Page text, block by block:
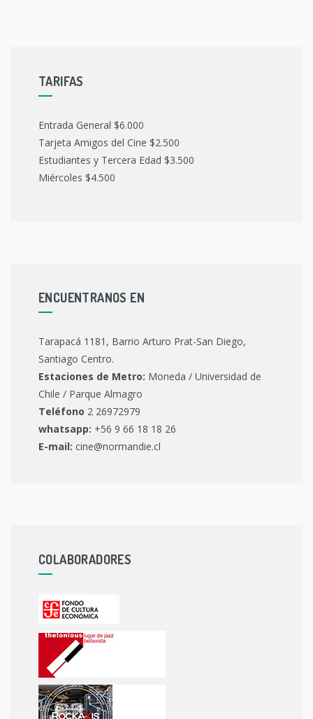
TARIFAS
Entrada General $6.000
Tarjeta Amigos del Cine $2.500
Estudiantes y Tercera Edad $3.500
Miércoles $4.500
ENCUENTRANOS EN
Tarapacá 1181, Barrio Arturo Prat-San Diego,
Santiago Centro.
Estaciones de Metro: Moneda / Universidad de
Chile / Parque Almagro
Teléfono 2 26972979
whatsapp: +56 9 66 18 18 26
E-mail: cine@normandie.cl
COLABORADORES